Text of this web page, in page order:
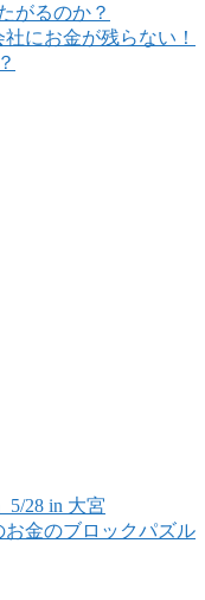
がるのか？
社にお金が残らない！
28 in 大宮
金のブロックパズル